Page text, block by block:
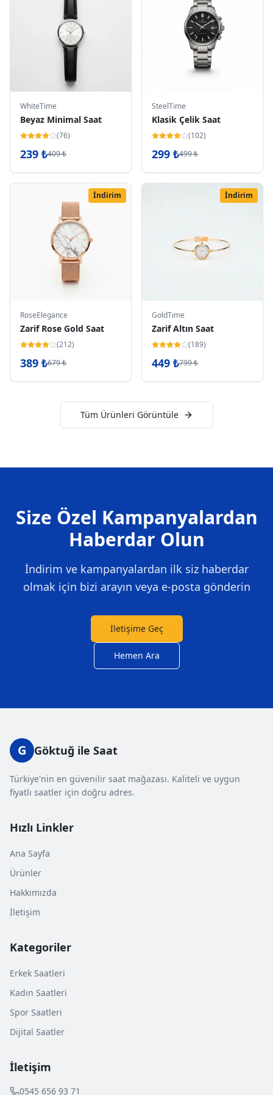
WhiteTime
Beyaz Minimal Saat
(76)
239 ₺409₺
SteelTime
Klasik Çelik Saat
(102)
299 ₺499₺
İndirim
RoseElegance
Zarif Rose Gold Saat
(212)
389 ₺679₺
İndirim
GoldTime
Zarif Altın Saat
(189)
449 ₺799₺
Tüm Ürünleri Görüntüle
Size Özel Kampanyalardan
Haberdar Olun
İndirim ve kampanyalardan ilk siz haberdar
olmak için bizi arayın veya e-posta gönderin
İletişime Geç
Hemen Ara
G Göktuğ ile Saat
Türkiye'nin en güvenilir saat mağazası. Kaliteli ve uygun
fiyatlı saatler için doğru adres.
Hızlı Linkler
Ana Sayfa
Ürünler
Hakkımızda
İletişim
Kategoriler
Erkek Saatleri
Kadın Saatleri
Spor Saatleri
Dijital Saatler
İletişim
0545 656 93 71